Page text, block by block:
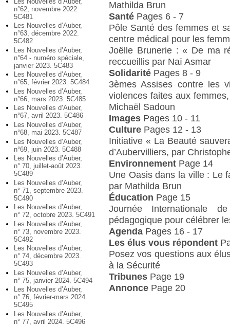
n°62, novembre 2022.
5C481
Les Nouvelles d’Auber,
n°63, décembre 2022.
5C482
Les Nouvelles d’Auber,
n°64 - numéro spéciale,
janvier 2023. 5C483
Les Nouvelles d’Auber,
n°65, février 2023. 5C484
Les Nouvelles d’Auber,
n°66, mars 2023. 5C485
Les Nouvelles d’Auber,
n°67, avril 2023. 5C486
Les Nouvelles d’Auber,
n°68, mai 2023. 5C487
Les Nouvelles d’Auber,
n°69, juin 2023. 5C488
Les Nouvelles d’Auber,
n° 70, juillet-août 2023.
5C489
Les Nouvelles d’Auber,
n° 71, septembre 2023.
5C490
Les Nouvelles d’Auber,
n° 72, octobre 2023. 5C491
Les Nouvelles d’Auber,
n° 73, novembre 2023.
5C492
Les Nouvelles d’Auber,
n° 74, décembre 2023.
5C493
Les Nouvelles d’Auber,
n° 75, janvier 2024. 5C494
Les Nouvelles d’Auber,
n° 76, février-mars 2024.
5C495
Les Nouvelles d’Auber,
n° 77, avril 2024. 5C496
Mathilda Brun
Santé Pages 6 - 7
Pôle Santé des femmes et
centre médical pour les
Joëlle Brunerie : « De ma
reccueillis par Naï Asmar
Solidarité Pages 8 - 9
3èmes Assises contre les
violences faites aux
Michaël Sadoun
Images Pages 10 - 11
Culture Pages 12 - 13
Initiative « La Beauté
d’Aubervilliers, par
Environnement Page 14
Une Oasis dans la ville : Le
par Mathilda Brun
Éducation Page 15
Journée Internationale
pédagogique pour célébrer
Agenda Pages 16 - 17
Les élus vous répondent
Posez vos questions aux
à la Sécurité
Tribunes Page 19
Annonce Page 20